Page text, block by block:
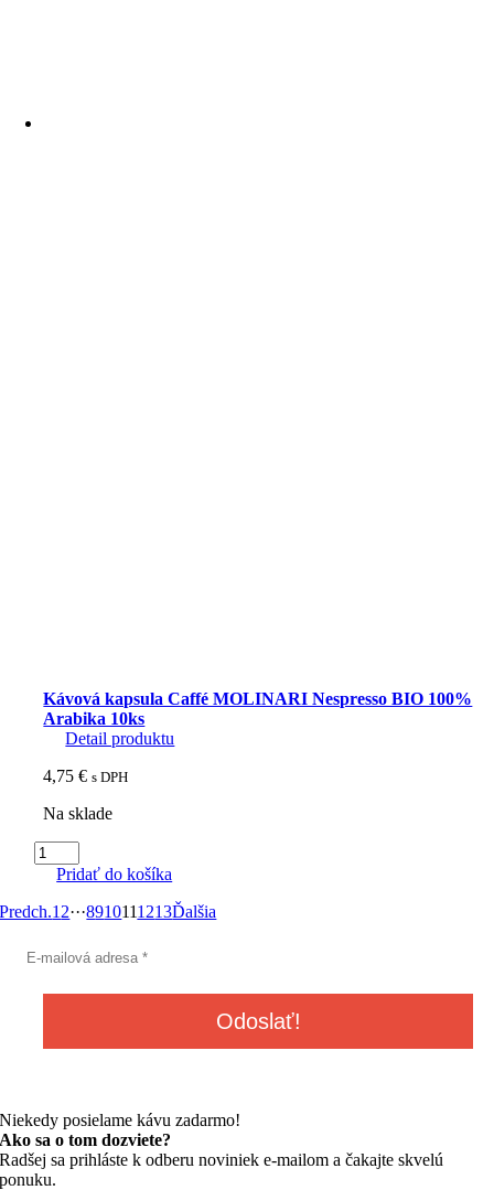
Kávová kapsula Caffé MOLINARI Nespresso BIO 100%
Arabika 10ks
Detail produktu
4,75€ s DPH
Na sklade
množstvo
Kávová
Caffé
Nespresso
BIO
Pridať do košíka
Predch.1 2···8910111213Ďalšia
Niekedy posielame kávu zadarmo!
Ako sa o tom dozviete?
Radšej sa prihláste k odberu noviniek e-mailom a čakajte skvelú
ponuku.